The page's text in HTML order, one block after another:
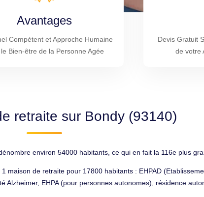
Avantages
Compétent et Approche Humaine
Bien-être de la Personne Agée
Devis Gratuit
de votre
retraite sur Bondy (93140)
environ 54000 habitants, ce qui en fait la 116e plus
maison de retraite pour 17800 habitants : EHPAD
EHPA (pour personnes autonomes), résidence